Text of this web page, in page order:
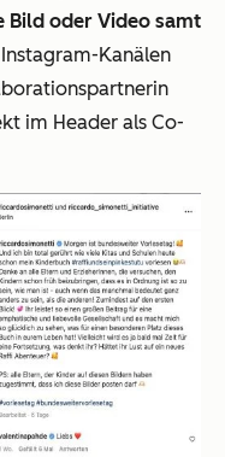
Bild oder Video samt
Kanälen
im Header als Co-